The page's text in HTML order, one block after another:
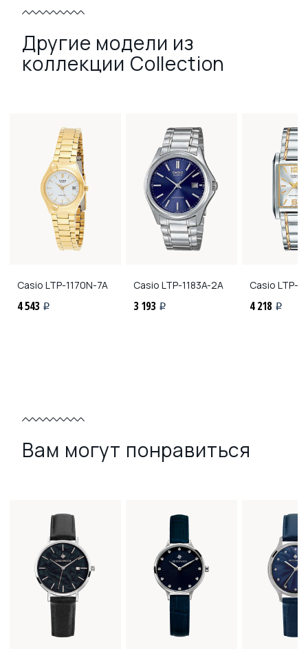
Другие модели из
коллекции Collection
Casio LTP-1170N-7A
4 543 i
Casio LTP-1183A-2A
3 193 i
Casio LTP-
4 218 i
Вам могут понравиться